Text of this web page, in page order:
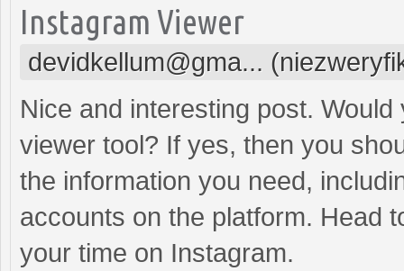
Instagram Viewer
devidkellum@gma...
Nice and interesting post.
viewer tool? If yes, then you
the information you need,
accounts on the platform. Head
your time on Instagram.